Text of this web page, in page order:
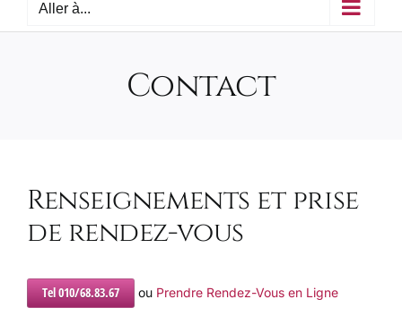
Aller à...
Contact
Renseignements et prise
de rendez-vous
Tel 010/68.83.67 ou Prendre Rendez-Vous en Ligne